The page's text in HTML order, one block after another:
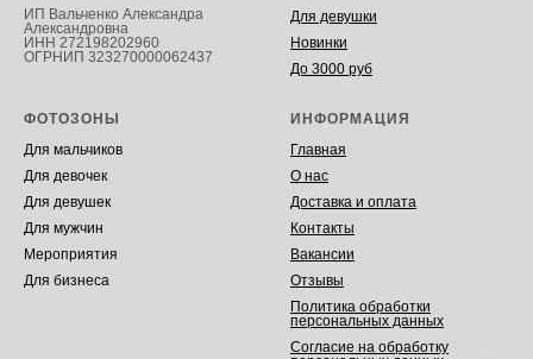
ИП Вальченко Александра
Александровна
ИНН 272198202960
ОГРНИП 323270000062437
Для девушки
Новинки
До 3000 руб
ФОТОЗОНЫ
Для мальчиков
Для девочек
Для девушек
Для мужчин
Мероприятия
Для бизнеса
ИНФОРМАЦИЯ
Главная
О нас
Доставка и оплата
Контакты
Вакансии
Отзывы
Политика обработки
персональных данных
Согласие на обработку